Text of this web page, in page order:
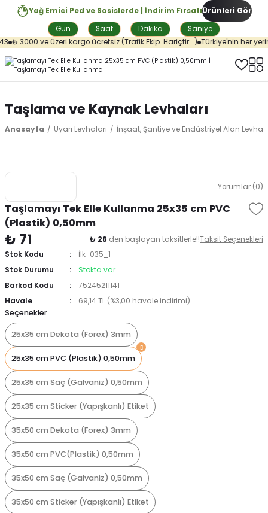
Yağ Emici Ped ve Sosislerde | İndirim Fırsatı
Gün
Saat Dakika Saniye
Ürünleri Gör
₺ 3000 ve üzeri kargo ücretsiz (Trafik Ekip. Hariçtir...) Türkiye'nin her
Taşlama ve Kaynak Levhaları
Anasayfa Uyarı Levhaları İnşaat, Şantiye ve Endüstriyel Alan
Yorumlar (0)
Taşlamayı Tek Elle Kullanma 25x35 cm PVC
(Plastik) 0,50mm
₺ 71 ₺ 26 den başlayan taksitlerle!!Taksit Seçenekleri
Stok Kodu
İlk-035_1
Stok Durumu
Stokta var
Barkod Kodu
75245211141
Havale
69,14 TL (%3,00 havale indirimi)
Seçenekler
25x35 cm Dekota (Forex) 3mm
25x35 cm PVC (Plastik) 0,50mm
25x35 cm Saç (Galvaniz) 0,50mm
25x35 cm Sticker (Yapışkanlı) Etiket
35x50 cm Dekota (Forex) 3mm
35x50 cm PVC(Plastik) 0,50mm
35x50 cm Saç (Galvaniz) 0,50mm
35x50 cm Sticker (Yapışkanlı) Etiket